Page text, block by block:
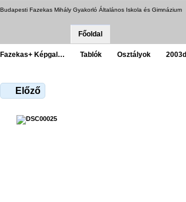
Budapesti Fazekas Mihály Gyakorló Általános Iskola és Gimnázium
Főoldal
Fazekas+ Képgal… Tablók Osztályok 2003d
Előző